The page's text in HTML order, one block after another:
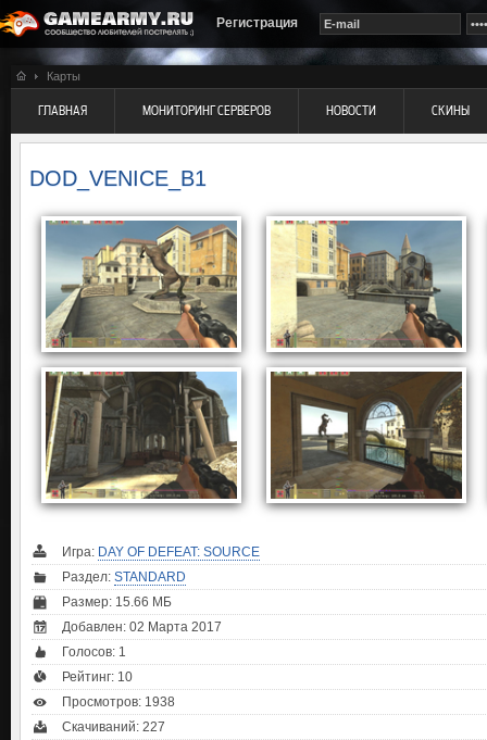
Регистрация
Карты
ГЛАВНАЯ МОНИТОРИНГ СЕРВЕРОВ НОВОСТИ СКИНЫ
DOD_VENICE_B1
Игра: DAY OF DEFEAT: SOURCE
Раздел: STANDARD
Размер: 15.66 МБ
Добавлен: 02 Марта 2017
Голосов: 1
Рейтинг: 10
Просмотров: 1938
Скачиваний: 227